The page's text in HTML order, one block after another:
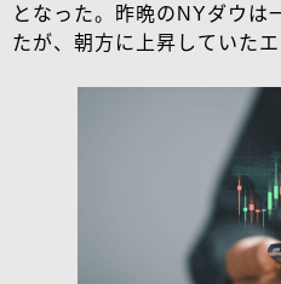
となった。昨晩のNYダウは
たが、朝方に上昇していた